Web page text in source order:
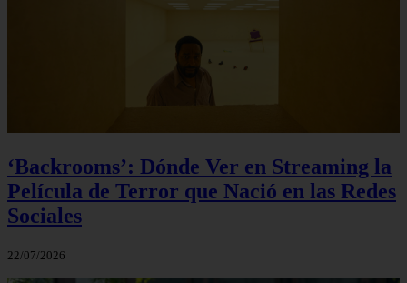
‘Backrooms’: Dónde Ver en Streaming la
Película de Terror que Nació en las Redes
Sociales
22/07/2026